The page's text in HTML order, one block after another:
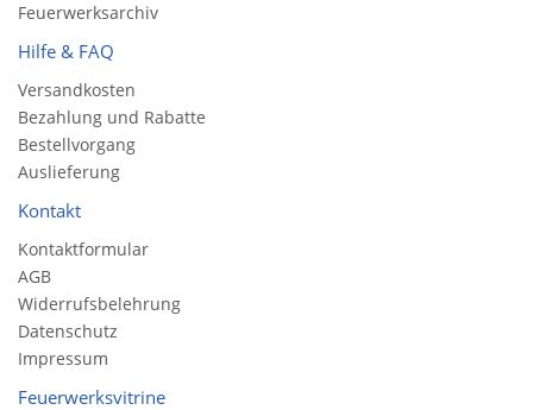
Feuerwerksarchiv
Hilfe & FAQ
Versandkosten
Bezahlung und Rabatte
Bestellvorgang
Auslieferung
Kontakt
Kontaktformular
AGB
Widerrufsbelehrung
Datenschutz
Impressum
Feuerwerksvitrine